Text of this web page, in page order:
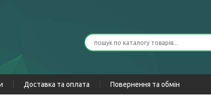
Доставка та оплата Повернення та обмін